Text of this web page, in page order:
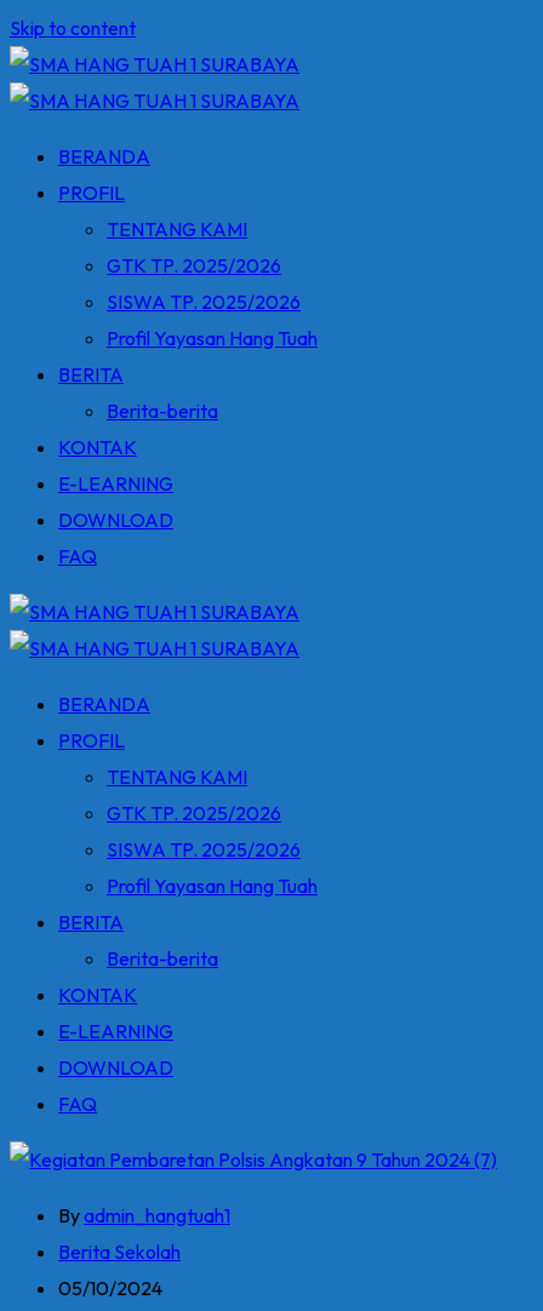
Skip to content
BERANDA
PROFIL
TENTANG KAMI
GTK TP. 2025/2026
SISWA TP. 2025/2026
Profil Yayasan Hang Tuah
BERITA
Berita-berita
KONTAK
E-LEARNING
DOWNLOAD
FAQ
BERANDA
PROFIL
TENTANG KAMI
GTK TP. 2025/2026
SISWA TP. 2025/2026
Profil Yayasan Hang Tuah
BERITA
Berita-berita
KONTAK
E-LEARNING
DOWNLOAD
FAQ
Byadmin_hangtuah1
Berita Sekolah
05/10/2024